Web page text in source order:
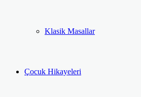
Klasik Masallar
Çocuk Hikayeleri